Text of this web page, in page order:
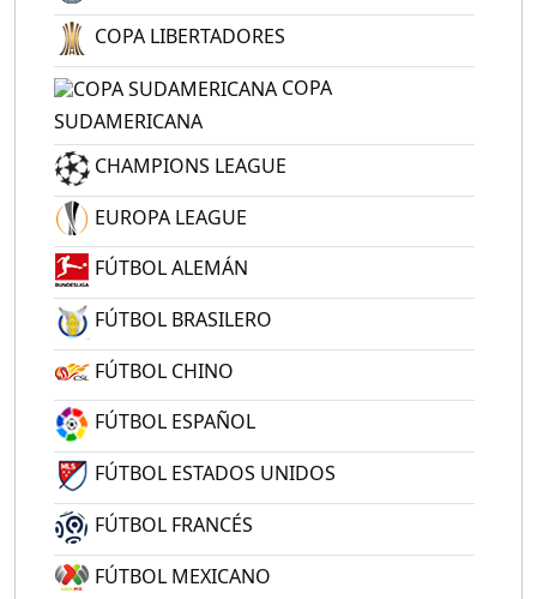
COPA LIBERTADORES
COPA
SUDAMERICANA
CHAMPIONS LEAGUE
EUROPA LEAGUE
FÚTBOL ALEMÁN
FÚTBOL BRASILERO
FÚTBOL CHINO
FÚTBOL ESPAÑOL
FÚTBOL ESTADOS UNIDOS
FÚTBOL FRANCÉS
FÚTBOL MEXICANO